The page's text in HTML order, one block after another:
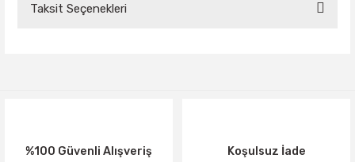
Taksit Seçenekleri
%100 Güvenli Alışveriş Koşulsuz İade